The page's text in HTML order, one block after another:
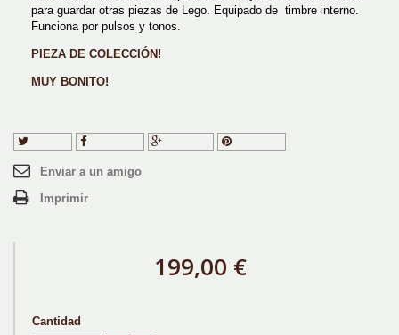
para guardar otras piezas de Lego. Equipado de timbre interno.
Funciona por pulsos y tonos.
PIEZA DE COLECCIÓN!
MUY BONITO!
Tuitear Compartir
Enviar a un amigo
Imprimir
199,00 €
Cantidad